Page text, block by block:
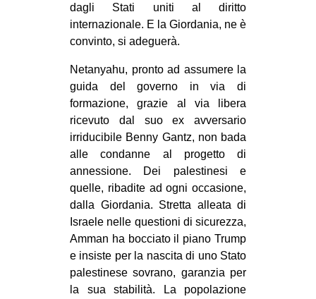
ESTREMO ORIENTE
EUROPA
MEDIO ORIENTE
MONDO
EVENTI
in
Fb
tw
bsky
ms
dagli Stati uniti al diritto
internazionale. E la Giordania, ne è
convinto, si adeguerà.
Netanyahu, pronto ad assumere la
guida del governo in via di
formazione, grazie al via libera
ricevuto dal suo ex avversario
irriducibile Benny Gantz, non bada
alle condanne al progetto di
annessione. Dei palestinesi e
quelle, ribadite ad ogni occasione,
dalla Giordania. Stretta alleata di
Israele nelle questioni di sicurezza,
Amman ha bocciato il piano Trump
e insiste per la nascita di uno Stato
palestinese sovrano, garanzia per
la sua stabilità. La popolazione